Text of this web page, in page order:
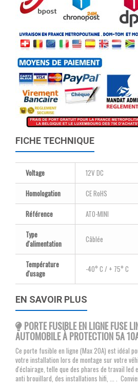
FICHE TECHNIQUE
Voltage
12V DC
Homologation
CE RoHS
Référence
ATO-MINI
Type
d'alimentation
Câblée
Température
d'usage
-40° C / + 75° C
EN SAVOIR PLUS
PORTE FUSIBLE EN LIGNE FUSE
AUTOMOBILE À PROTECTION 5A
Ce porte fusible en ligne (Max 20A) est idéal
votre installation lors de montage sur votre
d'éclairage, telle que des phares de travail led
anti brouillard, des installations hifi, ... .